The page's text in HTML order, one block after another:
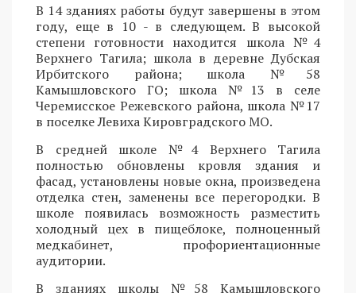
В 14 зданиях работы будут завершены в этом
году, еще в 10 - в следующем. В высокой
степени готовности находится школа №4
Верхнего Тагила; школа в деревне Дубская
Ирбитского района; школа №58
Камышловского ГО; школа №13 в селе
Черемисское Режевского района, школа №17
в поселке Левиха Кировградского МО.
В средней школе №4 Верхнего Тагила
полностью обновлены кровля здания и
фасад, установлены новые окна, произведена
отделка стен, заменены все перегородки. В
школе появилась возможность разместить
холодный цех в пищеблоке, полноценный
медкабинет, профориентационные
аудитории.
В зданиях школы №58 Камышловского